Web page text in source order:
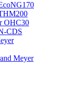
OHC30
CDS
Meyer